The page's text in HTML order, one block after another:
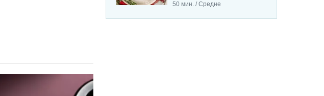
50 мин. / Средне